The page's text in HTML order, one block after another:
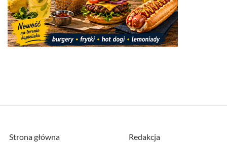
Strona główna
Redakcja